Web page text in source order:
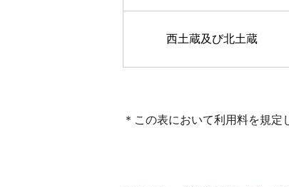
西土蔵及び北土蔵
＊この表において利用料を規定